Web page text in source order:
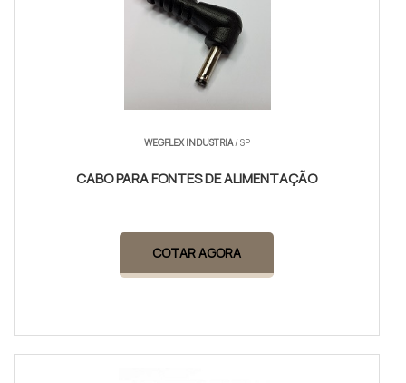
WEGFLEX INDUSTRIA/ SP
CABO PARA FONTES DE ALIMENTAÇÃO
COTAR AGORA